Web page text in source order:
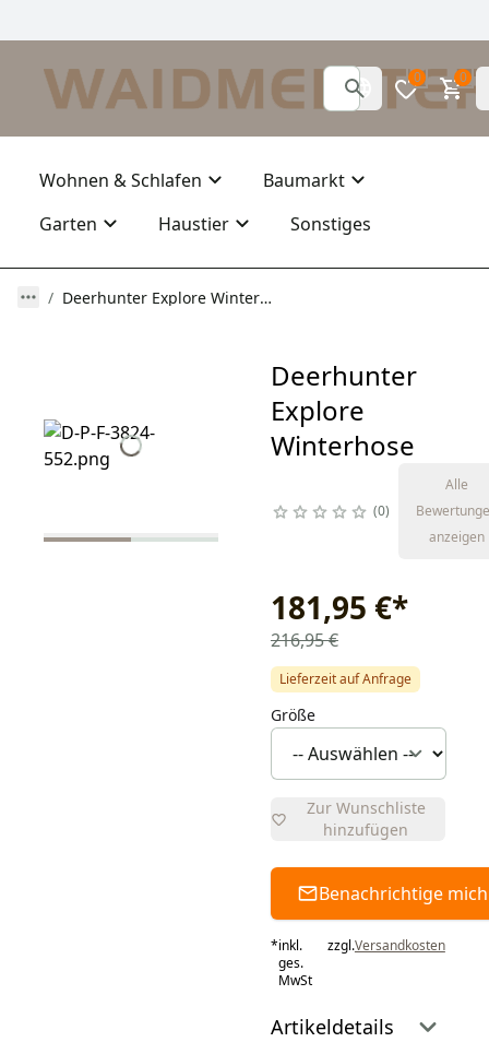
0 0
Wohnen & Schlafen
Baumarkt
Garten
Haustier Sonstiges
Deerhunter Explore Winterhose
Deerhunter
Explore
Winterhose
0
Alle
anzeigen
181,95 €*
216,95 €
Lieferzeit auf Anfrage
Größe
Zur Wunschliste
hinzufügen
Benachrichtige mich
*inkl.
ges.
MwSt
zzgl.Versandkosten
Artikeldetails